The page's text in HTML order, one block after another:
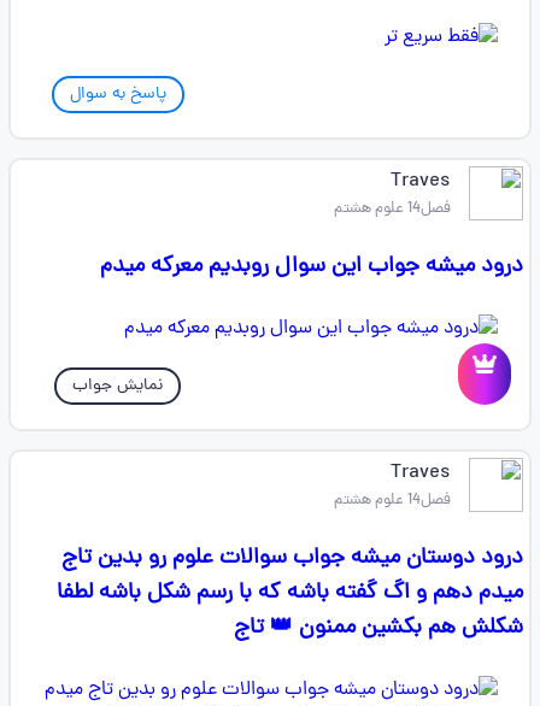
پاسخ به سوال
Traves
فصل14 علوم هشتم
درود میشه جواب این سوال روبدیم معرکه میدم
نمایش جواب
Traves
فصل14 علوم هشتم
درود دوستان میشه جواب سوالات علوم رو بدین تاج
میدم دهم و اگ گفته باشه که با رسم شکل باشه لطفا
شکلش هم بکشین ممنون 👑 تاج